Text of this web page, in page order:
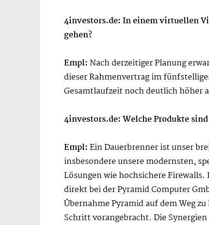
4investors.de: In einem virtuellen
gehen?
Empl:Nach derzeitiger Planung
dieser Rahmenvertrag im
Gesamtlaufzeit noch deutlich höher
4investors.de: Welche Produkte
Empl:Ein Dauerbrenner ist unser
insbesondere unsere modernsten,
Lösungen wie hochsichere
direkt bei der Pyramid Computer
Übernahme Pyramid auf dem Weg
Schritt vorangebracht. Die